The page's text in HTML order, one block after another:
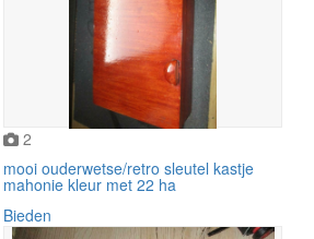
2
mooi ouderwetse/retro sleutel kastje
mahonie kleur met 22 ha
Bieden